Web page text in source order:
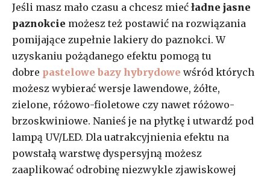
Jeśli masz mało czasu a chcesz mieć ładne jasne
paznokcie możesz też postawić na rozwiązania
pomijające zupełnie lakiery do paznokci. W
uzyskaniu pożądanego efektu pomogą tu
dobre pastelowe bazy hybrydowe wśród których
możesz wybierać wersje lawendowe, żółte,
zielone, różowo-fioletowe czy nawet różowo-
brzoskwiniowe. Nanieś je na płytkę i utwardź pod
lampą UV/LED. Dla uatrakcyjnienia efektu na
powstałą warstwę dyspersyjną możesz
zaaplikować odrobinę niezwykle zjawiskowej